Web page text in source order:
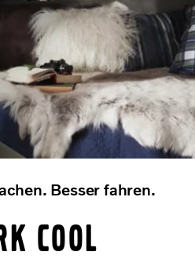
Besser fahren.
COOL